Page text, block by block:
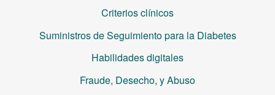
Criterios clínicos
Suministros de Seguimiento para la Diabetes
Habilidades digitales
Fraude, Desecho, y Abuso